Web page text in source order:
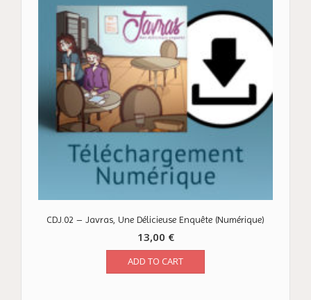
CDJ.02 – Javras, Une Délicieuse Enquête (Numérique)
13,00 €
ADD TO CART